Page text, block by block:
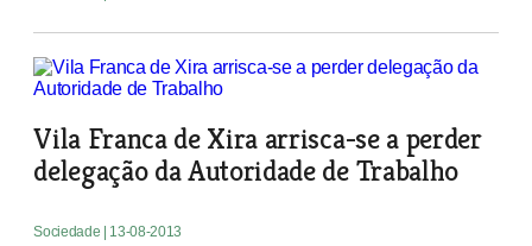
Vila Franca de Xira arrisca-se a perder
delegação da Autoridade de Trabalho
Sociedade | 13-08-2013